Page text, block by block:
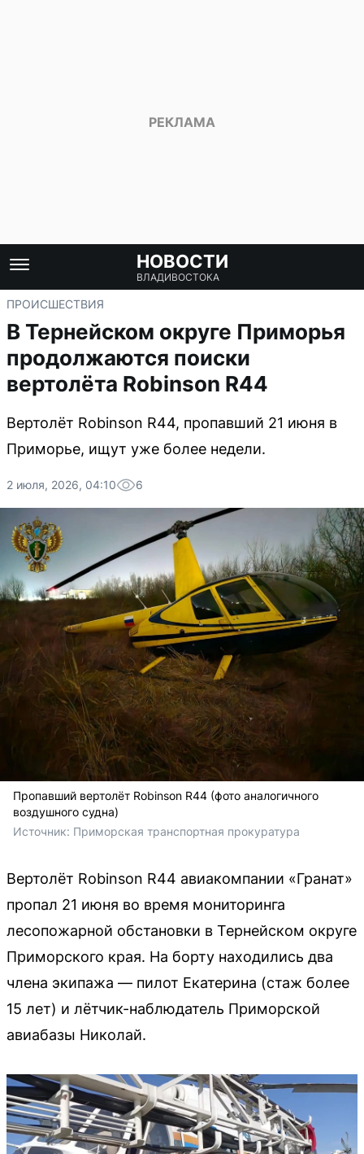
НОВОСТИ
ВЛАДИВОСТОКА
ПРОИСШЕСТВИЯ
В Тернейском округе Приморья
продолжаются поиски
вертолёта Robinson R44
Вертолёт Robinson R44, пропавший 21 июня в
Приморье, ищут уже более недели.
2 июля, 2026, 04:10 6
Пропавший вертолёт Robinson R44 (фото аналогичного
воздушного судна)
Источник: Приморская транспортная прокуратура
Вертолёт Robinson R44 авиакомпании «Гранат»
пропал 21 июня во время мониторинга
лесопожарной обстановки в Тернейском округе
Приморского края. На борту находились два
члена экипажа — пилот Екатерина (стаж более
15 лет) и лётчик-наблюдатель Приморской
авиабазы Николай.